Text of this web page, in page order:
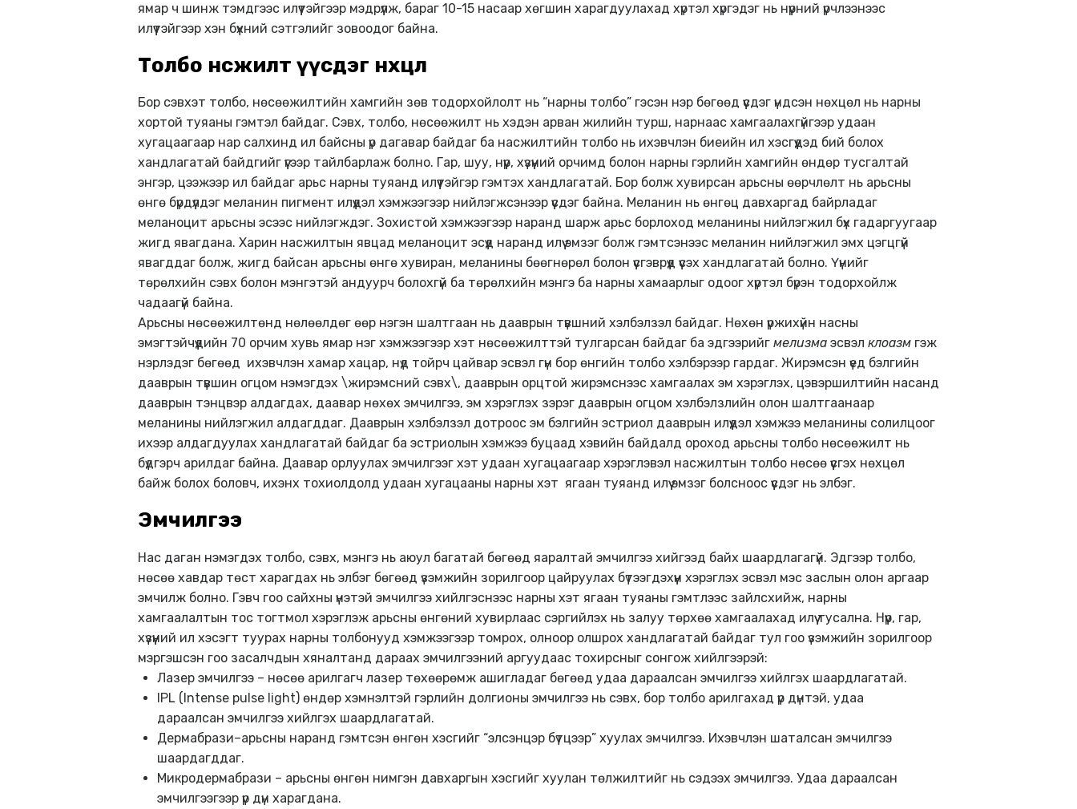
ямар ч шинж тэмдгээс илүүтэйгээр мэдрүүлж, бараг 10-15 насаар хөгшин харагдуулахад хүртэл хүргэдэг нь нүүрний үрчлээнээс
илүүтэйгээр хэн бүхний сэтгэлийг зовоодог байна.
Толбо нөсөөжилт үүсдэг нөхцөл
Бор сэвхэт толбо, нөсөөжилтийн хамгийн зөв тодорхойлолт нь “нарны толбо” гэсэн нэр бөгөөд үүсдэг үндсэн нөхцөл нь нарны
хортой туяаны гэмтэл байдаг. Сэвх, толбо, нөсөөжилт нь хэдэн арван жилийн турш, нарнаас хамгаалахгүйгээр удаан
хугацаагаар нар салхинд ил байсны үр дагавар байдаг ба насжилтийн толбо нь ихэвчлэн биеийн ил хэсгүүдэд бий болох
хандлагатай байдгийг үүгээр тайлбарлаж болно. Гар, шуу, нүүр, хүзүүний орчимд болон нарны гэрлийн хамгийн өндөр тусгалтай
энгэр, цээжээр ил байдаг арьс нарны туяанд илүүтэйгэр гэмтэх хандлагатай. Бор болж хувирсан арьсны өөрчлөлт нь арьсны
өнгө бүрдүүлдэг меланин пигмент илүүдэл хэмжээгээр нийлэгжсэнээр үүсдэг байна. Меланин нь өнгөц давхаргад байрладаг
меланоцит арьсны эсээс нийлэгждэг. Зохистой хэмжээгээр наранд шарж арьс борлоход меланины нийлэгжил бүх гадаргуугаар
жигд явагдана. Харин насжилтын явцад меланоцит эсүүд наранд илүү эмзэг болж гэмтсэнээс меланин нийлэгжил эмх цэгцгүй
явагддаг болж, жигд байсан арьсны өнгө хувиран, меланины бөөгнөрөл болон үүсгэврүүд үүсэх хандлагатай болно. Үүнийг
төрөлхийн сэвх болон мэнгэтэй андуурч болохгүй ба төрөлхийн мэнгэ ба нарны хамаарлыг одоог хүртэл бүрэн тодорхойлж
чадаагүй байна.
Арьсны нөсөөжилтөнд нөлөөлдөг өөр нэгэн шалтгаан нь дааврын түвшний хэлбэлзэл байдаг. Нөхөн үржихүйн насны
эмэгтэйчүүдийн 70 орчим хувь ямар нэг хэмжээгээр хэт нөсөөжилттэй тулгарсан байдаг ба эдгээрийг мелизма эсвэл клоазм гэж
нэрлэдэг бөгөөд ихэвчлэн хамар хацар, нүд тойрч цайвар эсвэл гүн бор өнгийн толбо хэлбэрээр гардаг. Жирэмсэн үед бэлгийн
дааврын түвшин огцом нэмэгдэх \жирэмсний сэвх\, дааврын орцтой жирэмснээс хамгаалах эм хэрэглэх, цэвэршилтийн насанд
дааврын тэнцвэр алдагдах, даавар нөхөх эмчилгээ, эм хэрэглэх зэрэг дааврын огцом хэлбэлзлийн олон шалтгаанаар
меланины нийлэгжил алдагддаг. Дааврын хэлбэлзэл дотроос эм бэлгийн эстриол дааврын илүүдэл хэмжээ меланины солилцоог
ихээр алдагдуулах хандлагатай байдаг ба эстриолын хэмжээ буцаад хэвийн байдалд ороход арьсны толбо нөсөөжилт нь
бүдгэрч арилдаг байна. Даавар орлуулах эмчилгээг хэт удаан хугацаагаар хэрэглэвэл насжилтын толбо нөсөө үүсгэх нөхцөл
байж болох боловч, ихэнх тохиолдолд удаан хугацааны нарны хэт ягаан туяанд илүү эмзэг болсноос үүсдэг нь элбэг.
Эмчилгээ
Нас даган нэмэгдэх толбо, сэвх, мэнгэ нь аюул багатай бөгөөд яаралтай эмчилгээ хийгээд байх шаардлагагүй. Эдгээр толбо,
нөсөө хавдар төст харагдах нь элбэг бөгөөд үзэмжийн зорилгоор цайруулах бүтээгдэхүүн хэрэглэх эсвэл мэс заслын олон аргаар
эмчилж болно. Гэвч гоо сайхны үнэтэй эмчилгээ хийлгэснээс нарны хэт ягаан туяаны гэмтлээс зайлсхийж, нарны
хамгаалалтын тос тогтмол хэрэглэж арьсны өнгөний хувирлаас сэргийлэх нь залуу төрхөө хамгаалахад илүү тусална. Нүүр, гар,
хүзүүний ил хэсэгт туурах нарны толбонууд хэмжээгээр томрох, олноор олшрох хандлагатай байдаг тул гоо үзэмжийн зорилгоор
мэргэшсэн гоо засалчдын хяналтанд дараах эмчилгээний аргуудаас тохирсныг сонгож хийлгээрэй:
Лазер эмчилгээ – нөсөө арилгагч лазер төхөөрөмж ашигладаг бөгөөд удаа дараалсан эмчилгээ хийлгэх шаардлагатай.
IPL (Intense pulse light) өндөр хэмнэлтэй гэрлийн долгионы эмчилгээ нь сэвх, бор толбо арилгахад үр дүнтэй, удаа
дараалсан эмчилгээ хийлгэх шаардлагатай.
Дермабрази–арьсны наранд гэмтсэн өнгөн хэсгийг “элсэнцэр бүтцээр” хуулах эмчилгээ. Ихэвчлэн шаталсан эмчилгээ
шаардагддаг.
Микродермабрази – арьсны өнгөн нимгэн давхаргын хэсгийг хуулан төлжилтийг нь сэдээх эмчилгээ. Удаа дараалсан
эмчилгээгээр үр дүн харагдана.